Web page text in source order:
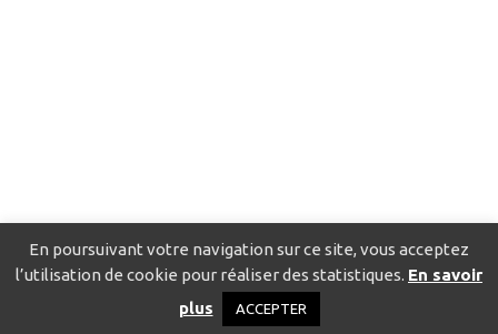
Catalogue pour localiser les fournisseurs
Politique de confidentialité
En poursuivant votre navigation sur ce site, vous acceptez
l’utilisation de cookie pour réaliser des statistiques. En savoir
plus
ACCEPTER